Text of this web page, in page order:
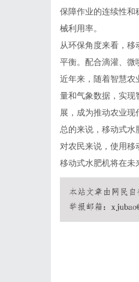
保障作业的连续性和
械利用率。
从环保角度来看，
平衡。配合滴灌、微
近年来，随着智慧农
量和气象数据，实现
展，成为推动农业现
总的来说，移动式
对农民来说，使用
移动式水肥机将在未